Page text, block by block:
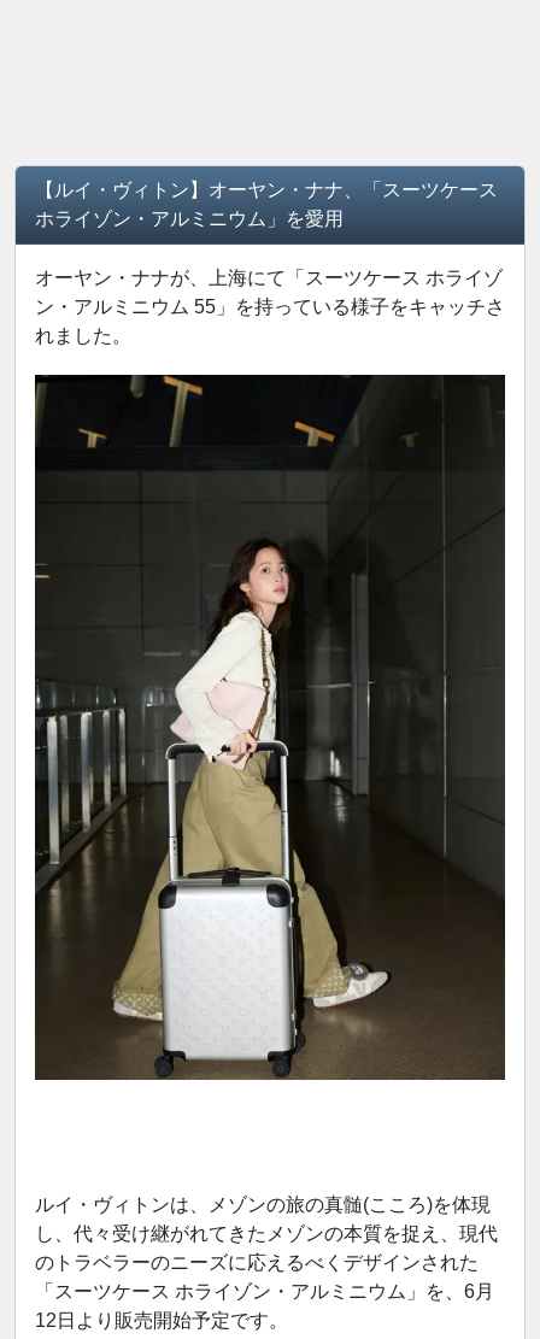
【ルイ・ヴィトン】オーヤン・ナナ、「スーツケース
ホライゾン・アルミニウム」を愛用
オーヤン・ナナが、上海にて「スーツケース ホライゾ
ン・アルミニウム 55」を持っている様子をキャッチさ
れました。
ルイ・ヴィトンは、メゾンの旅の真髄(こころ)を体現
し、代々受け継がれてきたメゾンの本質を捉え、現代
のトラベラーのニーズに応えるべくデザインされた
「スーツケース ホライゾン・アルミニウム」を、6月
12日より販売開始予定です。